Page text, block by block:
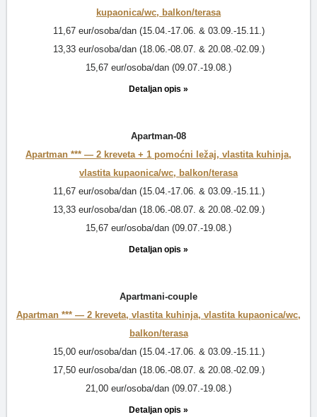
kupaonica/wc, balkon/terasa
11,67 eur/osoba/dan (15.04.-17.06. & 03.09.-15.11.)
13,33 eur/osoba/dan (18.06.-08.07. & 20.08.-02.09.)
15,67 eur/osoba/dan (09.07.-19.08.)
Detaljan opis »
Apartman-08
Apartman *** — 2 kreveta + 1 pomoćni ležaj, vlastita kuhinja,
vlastita kupaonica/wc, balkon/terasa
11,67 eur/osoba/dan (15.04.-17.06. & 03.09.-15.11.)
13,33 eur/osoba/dan (18.06.-08.07. & 20.08.-02.09.)
15,67 eur/osoba/dan (09.07.-19.08.)
Detaljan opis »
Apartmani-couple
Apartman *** — 2 kreveta, vlastita kuhinja, vlastita kupaonica/wc,
balkon/terasa
15,00 eur/osoba/dan (15.04.-17.06. & 03.09.-15.11.)
17,50 eur/osoba/dan (18.06.-08.07. & 20.08.-02.09.)
21,00 eur/osoba/dan (09.07.-19.08.)
Detaljan opis »